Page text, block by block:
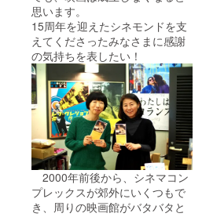
思います。
15周年を迎えたシネモンドを支
えてくださったみなさまに感謝
の気持ちを表したい！
2000年前後から、シネマコン
プレックスが郊外にいくつもで
き、周りの映画館がバタバタと